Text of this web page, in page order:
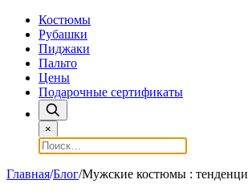
Костюмы
Рубашки
Пиджаки
Пальто
Цены
Подарочные сертификаты
×
Главная/Блог/Мужские костюмы :